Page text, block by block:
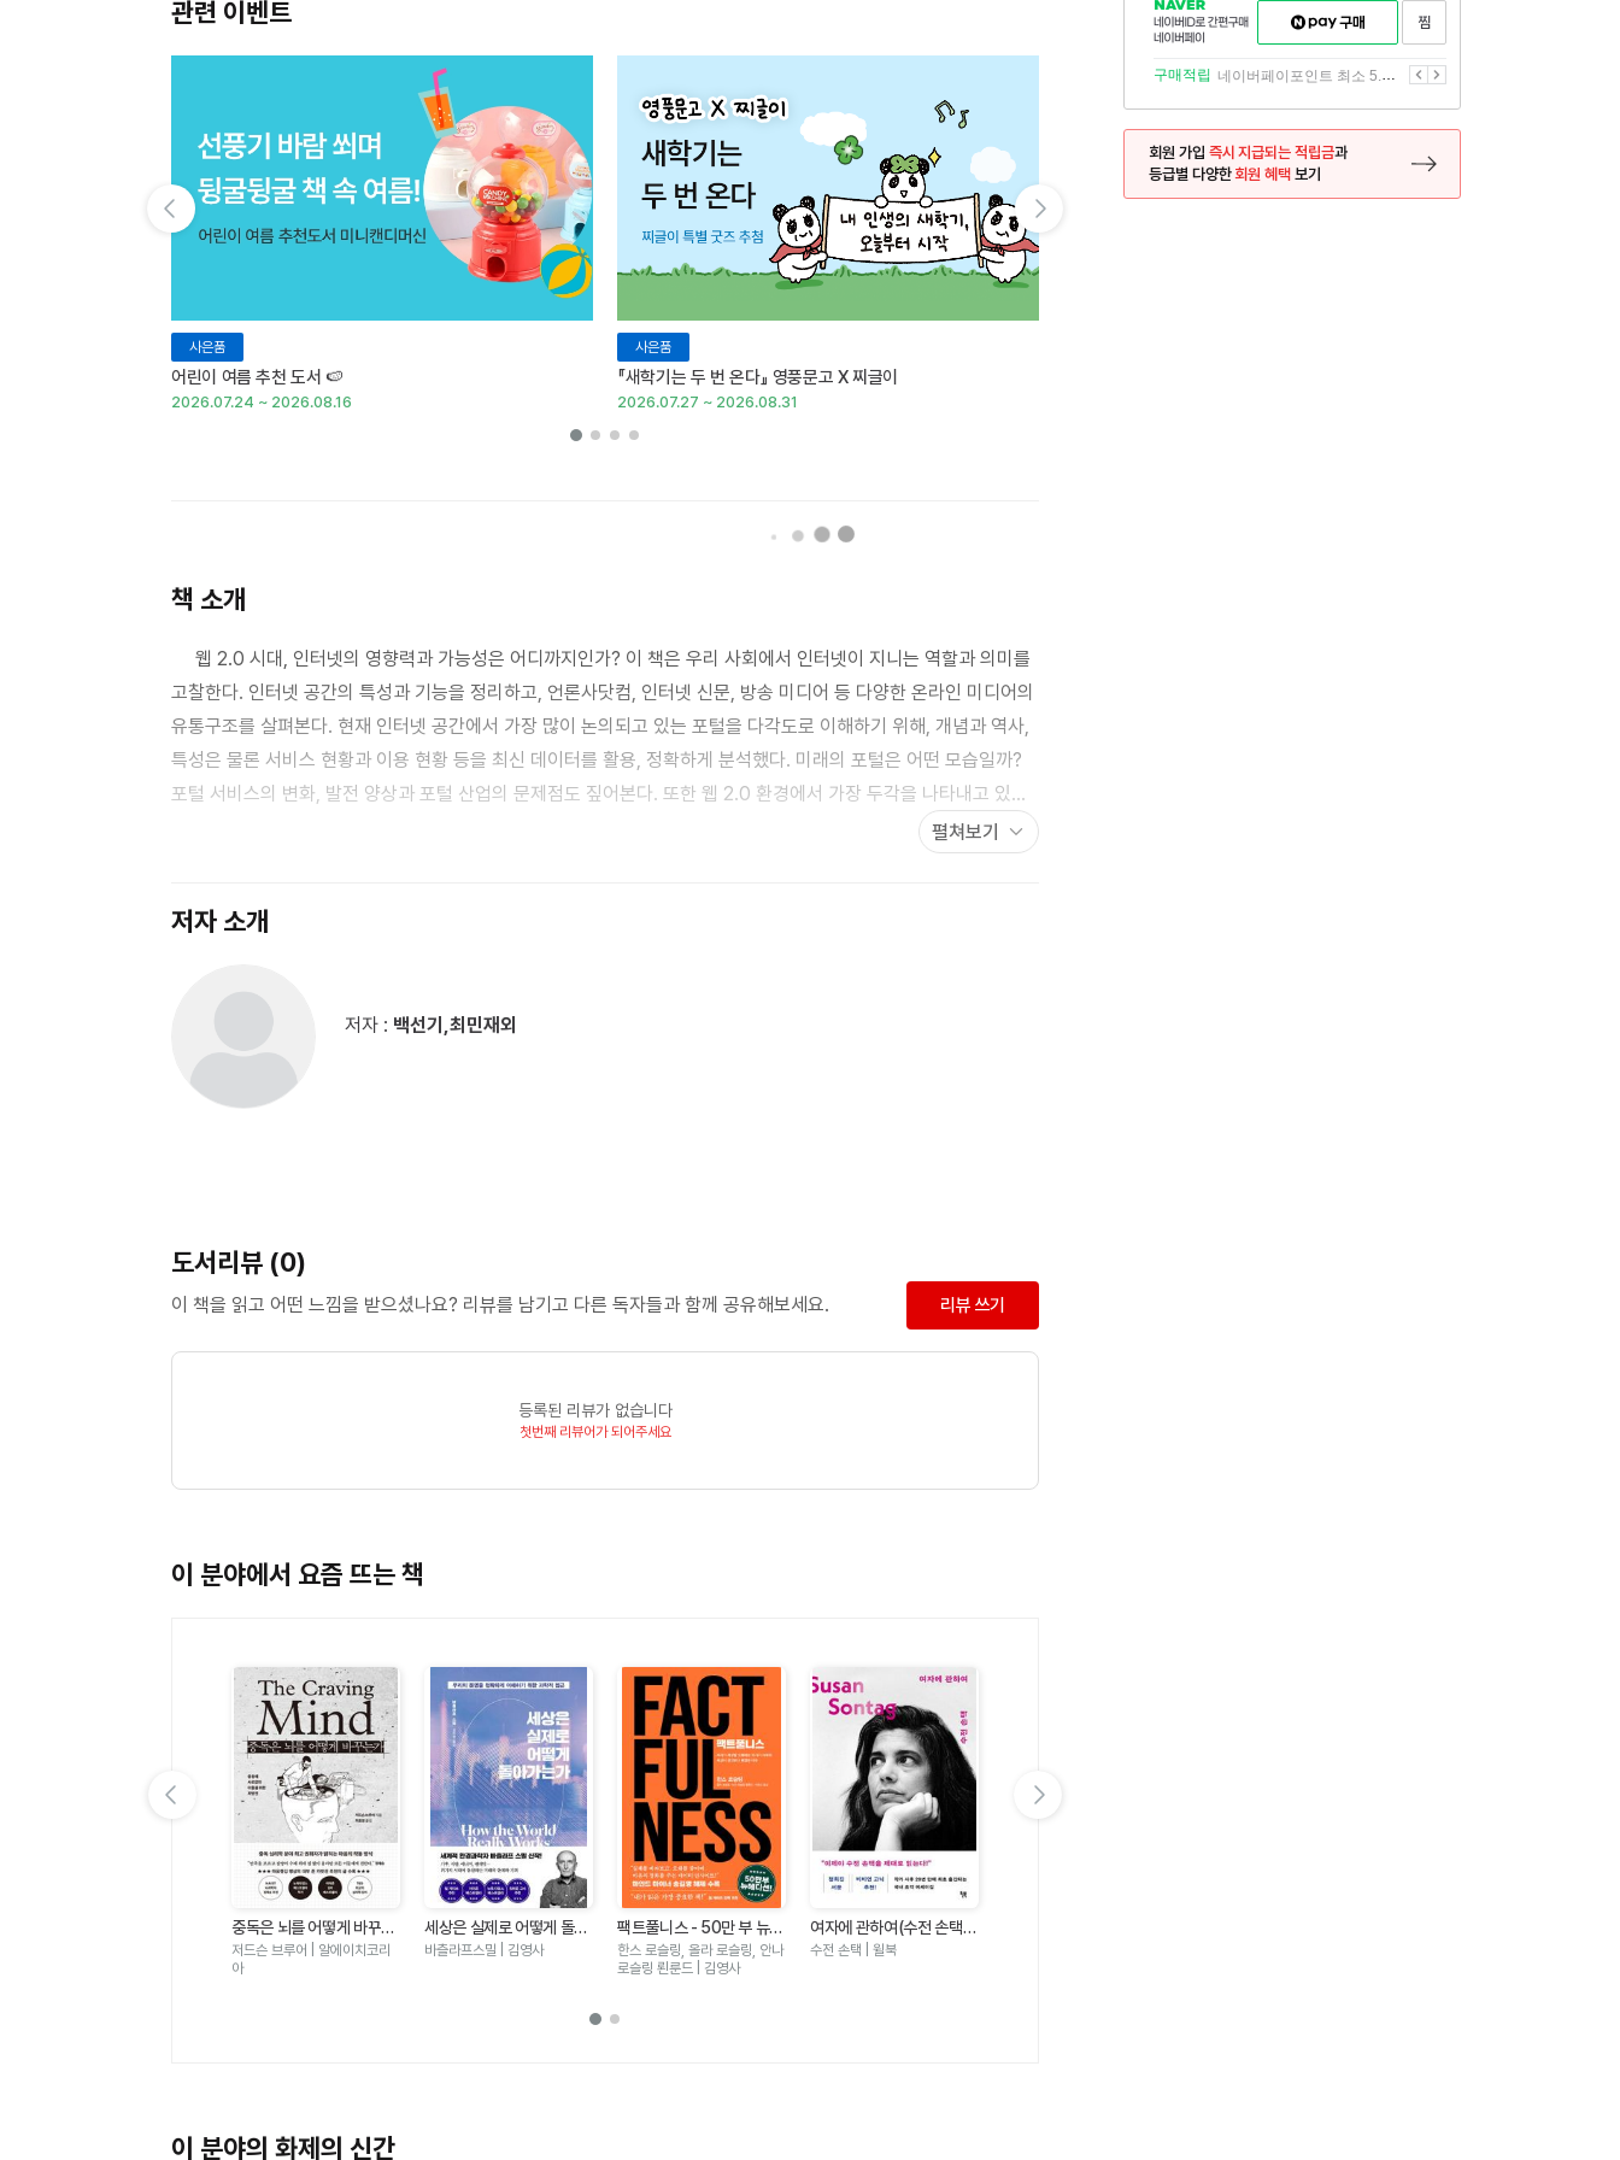
관련 이벤트
사은품
어린이 여름 추천 도서 🍉
2026.07.24 ~ 2026.08.16
사은품
『새학기는 두 번 온다』 영풍문고 X 찌글이
2026.07.27 ~ 2026.08.31
책 소개
웹 2.0 시대, 인터넷의 영향력과 가능성은 어디까지인가? 이 책은 우리 사회에서 인터넷이 지니는 역할과 의미를
고찰한다. 인터넷 공간의 특성과 기능을 정리하고, 언론사닷컴, 인터넷 신문, 방송 미디어 등 다양한 온라인 미디어의
유통구조를 살펴본다. 현재 인터넷 공간에서 가장 많이 논의되고 있는 포털을 다각도로 이해하기 위해, 개념과 역사,
특성은 물론 서비스 현황과 이용 현황 등을 최신 데이터를 활용, 정확하게 분석했다. 미래의 포털은 어떤 모습일까?
포털 서비스의 변화, 발전 양상과 포털 산업의 문제점도 짚어본다. 또한 웹 2.0 환경에서 가장 두각을 나타내고 있는
동영상 UCC의 유통 현황과 이용 현황, 콘텐츠 내용과 문화적 함의를 논의한다. 마지막으로 미디어 콘텐츠를
펼쳐보기
저자 소개
저자 : 백선기,최민재외
도서리뷰 (0)
이 책을 읽고 어떤 느낌을 받으셨나요? 리뷰를 남기고 다른 독자들과 함께 공유해보세요. 리뷰 쓰기
등록된 리뷰가 없습니다
첫번째 리뷰어가 되어주세요
이 분야에서 요즘 뜨는 책
중독은 뇌를 어떻게 바꾸는
가 - 충동에 사로잡힌 이들
을 위한 처방전
저드슨 브루어 | 알에이치코리
아
세상은 실제로 어떻게 돌아
가는가 - 우리의 문명을 정
바츨라프스밀 | 김영사
팩트풀니스 - 50만 부 뉴에
디션
한스 로슬링, 올라 로슬링, 안나
로슬링 뢴룬드 | 김영사
여자에 관하여(수전 손택
더 텍스트)
수전 손택 | 윌북
이 분야의 화제의 신간
NAVER
네이버
ID로
간편구매
네이버페이
구매하기
이전
구매적립 네이버페이포인트 최소 5.5% 적립 다음
회원 가입 즉시 지급되는 적립금과
등급별 다양한회원 혜택 보기